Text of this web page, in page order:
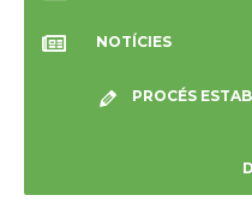
NOTÍCIES
PROCÉS